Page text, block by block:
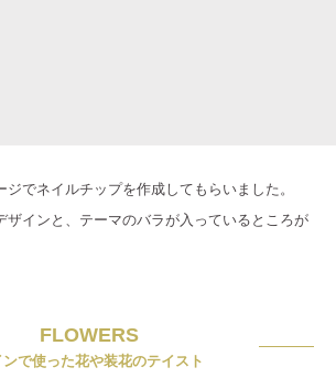
でネイルチップを作成してもらいました。
ザインと、テーマのバラが入っているところが
FLOWERS
ンで使った花や装花のテイスト